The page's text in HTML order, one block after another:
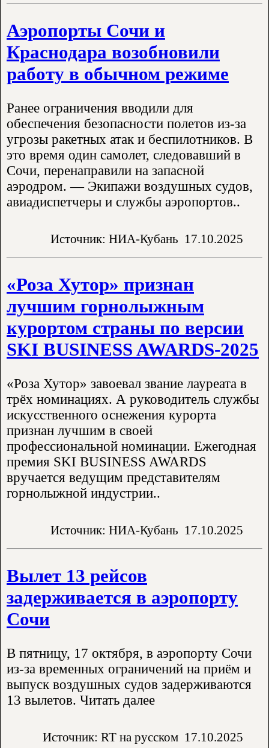
Аэропорты Сочи и
Краснодара возобновили
работу в обычном режиме
Ранее ограничения вводили для
обеспечения безопасности полетов из-за
угрозы ракетных атак и беспилотников. В
это время один самолет, следовавший в
Сочи, перенаправили на запасной
аэродром. — Экипажи воздушных судов,
авиадиспетчеры и службы аэропортов..
Источник: НИА-Кубань 17.10.2025
«Роза Хутор» признан
лучшим горнолыжным
курортом страны по версии
SKI BUSINESS AWARDS-2025
«Роза Хутор» завоевал звание лауреата в
трёх номинациях. А руководитель службы
искусственного оснежения курорта
признан лучшим в своей
профессиональной номинации. Ежегодная
премия SKI BUSINESS AWARDS
вручается ведущим представителям
горнолыжной индустрии..
Источник: НИА-Кубань 17.10.2025
Вылет 13 рейсов
задерживается в аэропорту
Сочи
В пятницу, 17 октября, в аэропорту Сочи
из-за временных ограничений на приём и
выпуск воздушных судов задерживаются
13 вылетов. Читать далее
Источник: RT на русском 17.10.2025